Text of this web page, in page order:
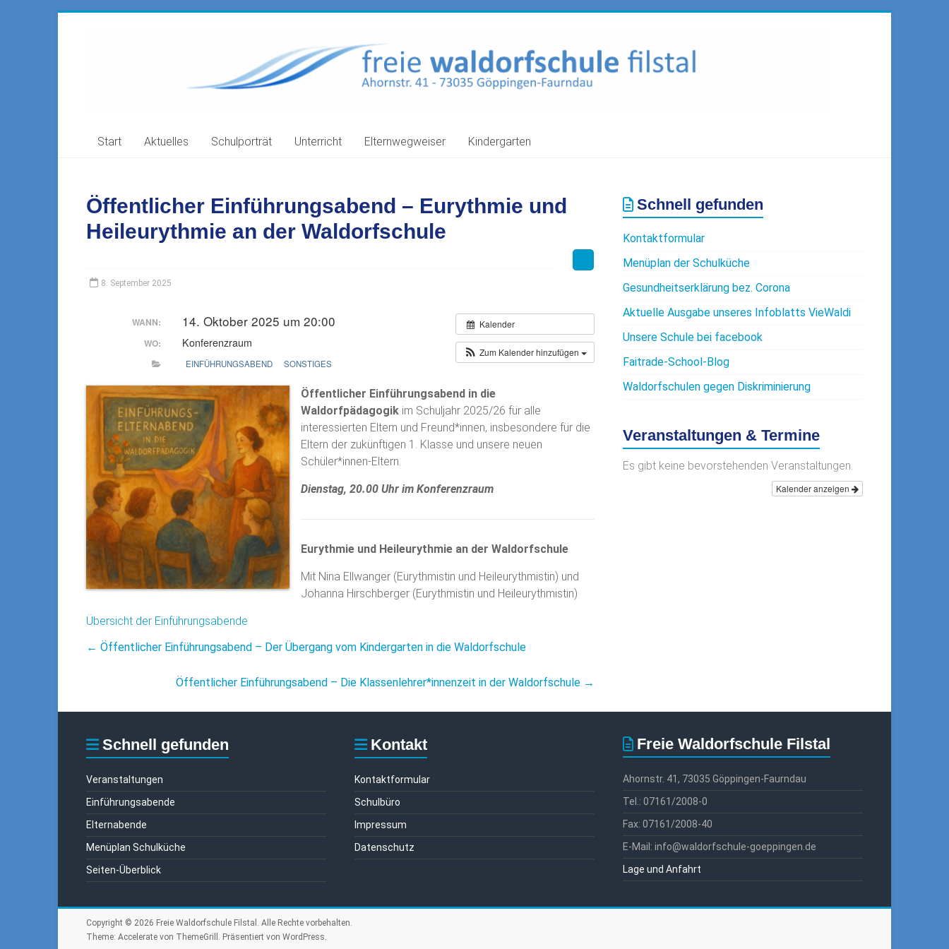
Waldorfschule
Göppingen-
41
Start Aktuelles Schulporträt Unterricht Elternwegweiser Kindergarten
Öffentlicher Einführungsabend – Eurythmie und
Heileurythmie an der Waldorfschule
8. September 2025
Kalender
Zum Kalender hinzufügen
WANN: 14. Oktober 2025 um 20:00
WO: Konferenzraum
EINFÜHRUNGSABEND SONSTIGES
Öffentlicher Einführungsabend in die
Waldorfpädagogik im Schuljahr 2025/26 für alle
interessierten Eltern und Freund*innen, insbesondere für die
Eltern der zukünftigen 1. Klasse und unsere neuen
Schüler*innen-Eltern.
Dienstag, 20.00 Uhr im Konferenzraum
Eurythmie und Heileurythmie an der Waldorfschule
Mit Nina Ellwanger (Eurythmistin und Heileurythmistin) und
Johanna Hirschberger (Eurythmistin und Heileurythmistin)
Übersicht der Einführungsabende
← Öffentlicher Einführungsabend – Der Übergang vom Kindergarten in die Waldorfschule
Öffentlicher Einführungsabend – Die Klassenlehrer*innenzeit in der Waldorfschule →
Schnell gefunden
Kontaktformular
Menüplan der Schulküche
Gesundheitserklärung bez. Corona
Aktuelle Ausgabe unseres Infoblatts VieWaldi
Unsere Schule bei facebook
Faitrade-School-Blog
Waldorfschulen gegen Diskriminierung
Veranstaltungen & Termine
Es gibt keine bevorstehenden Veranstaltungen.
Kalender anzeigen
Schnell gefunden
Veranstaltungen
Einführungsabende
Elternabende
Menüplan Schulküche
Seiten-Überblick
Kontakt
Kontaktformular
Schulbüro
Impressum
Datenschutz
Freie Waldorfschule Filstal
Ahornstr. 41, 73035 Göppingen-Faurndau
Tel.: 07161/2008-0
Fax: 07161/2008-40
E-Mail: info@waldorfschule-goeppingen.de
Lage und Anfahrt
Copyright © 2026 Freie Waldorfschule Filstal . Alle Rechte vorbehalten.
Theme: Accelerate von ThemeGrill. Präsentiert von WordPress.